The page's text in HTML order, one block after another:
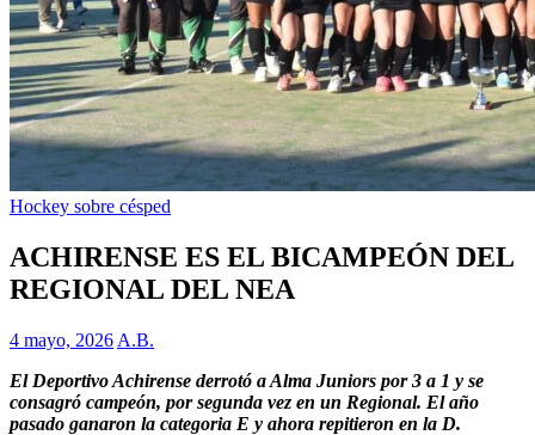
Hockey sobre césped
ACHIRENSE ES EL BICAMPEÓN DEL
REGIONAL DEL NEA
4 mayo, 2026 A.B.
El Deportivo Achirense derrotó a Alma Juniors por 3 a 1 y se
consagró campeón, por segunda vez en un Regional. El año
pasado ganaron la categoria E y ahora repitieron en la D.